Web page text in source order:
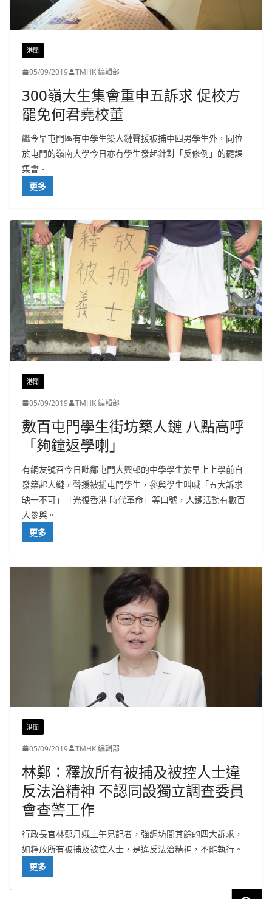
港聞
05/09/2019 TMHK 編輯部
300嶺大生集會重申五訴求 促校方
罷免何君堯校董
繼今早屯門區有中學生築人鏈聲援被捕中四男學生外，同位
於屯門的嶺南大學今日亦有學生發起針對「反修例」的罷課
集會。
更多
港聞
05/09/2019 TMHK 編輯部
數百屯門學生街坊築人鏈 八點高呼
「夠鐘返學喇」
有網友號召今日毗鄰屯門大興邨的中學學生於早上上學前自
發築起人鏈，聲援被捕屯門學生，參與學生叫喊「五大訴求
缺一不可」「光復香港 時代革命」等口號，人鏈活動有數百
人參與。
更多
港聞
05/09/2019 TMHK 編輯部
林鄭：釋放所有被捕及被控人士違
反法治精神 不認同設獨立調查委員
會查警工作
行政長官林鄭月娥上午見記者，強調坊間其餘的四大訴求，
如釋放所有被捕及被控人士，是違反法治精神，不能執行。
更多